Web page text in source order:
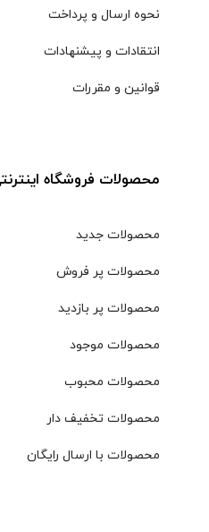
نحوه ارسال و پرداخت
انتقادات و پیشنهادات
قوانین و مقررات
محصولات فروشگاه
محصولات جدید
محصولات پر فروش
محصولات پر بازدید
محصولات موجود
محصولات محبوب
محصولات تخفیف دار
محصولات با ارسال رایگان